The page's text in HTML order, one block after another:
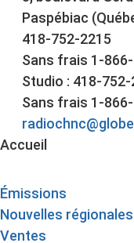
Paspébiac
418-752-2215
Sans frais 1-
Studio : 418-752-
Sans frais 1-
Accueil
Émissions
Nouvelles régionales
Ventes